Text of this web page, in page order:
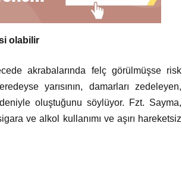
olabilir
akrabalarında felç görülmüşse risk
yarısının, damarları zedeleyen,
oluştuğunu söylüyor. Fzt. Sayma,
ve alkol kullanımı ve aşırı hareketsiz